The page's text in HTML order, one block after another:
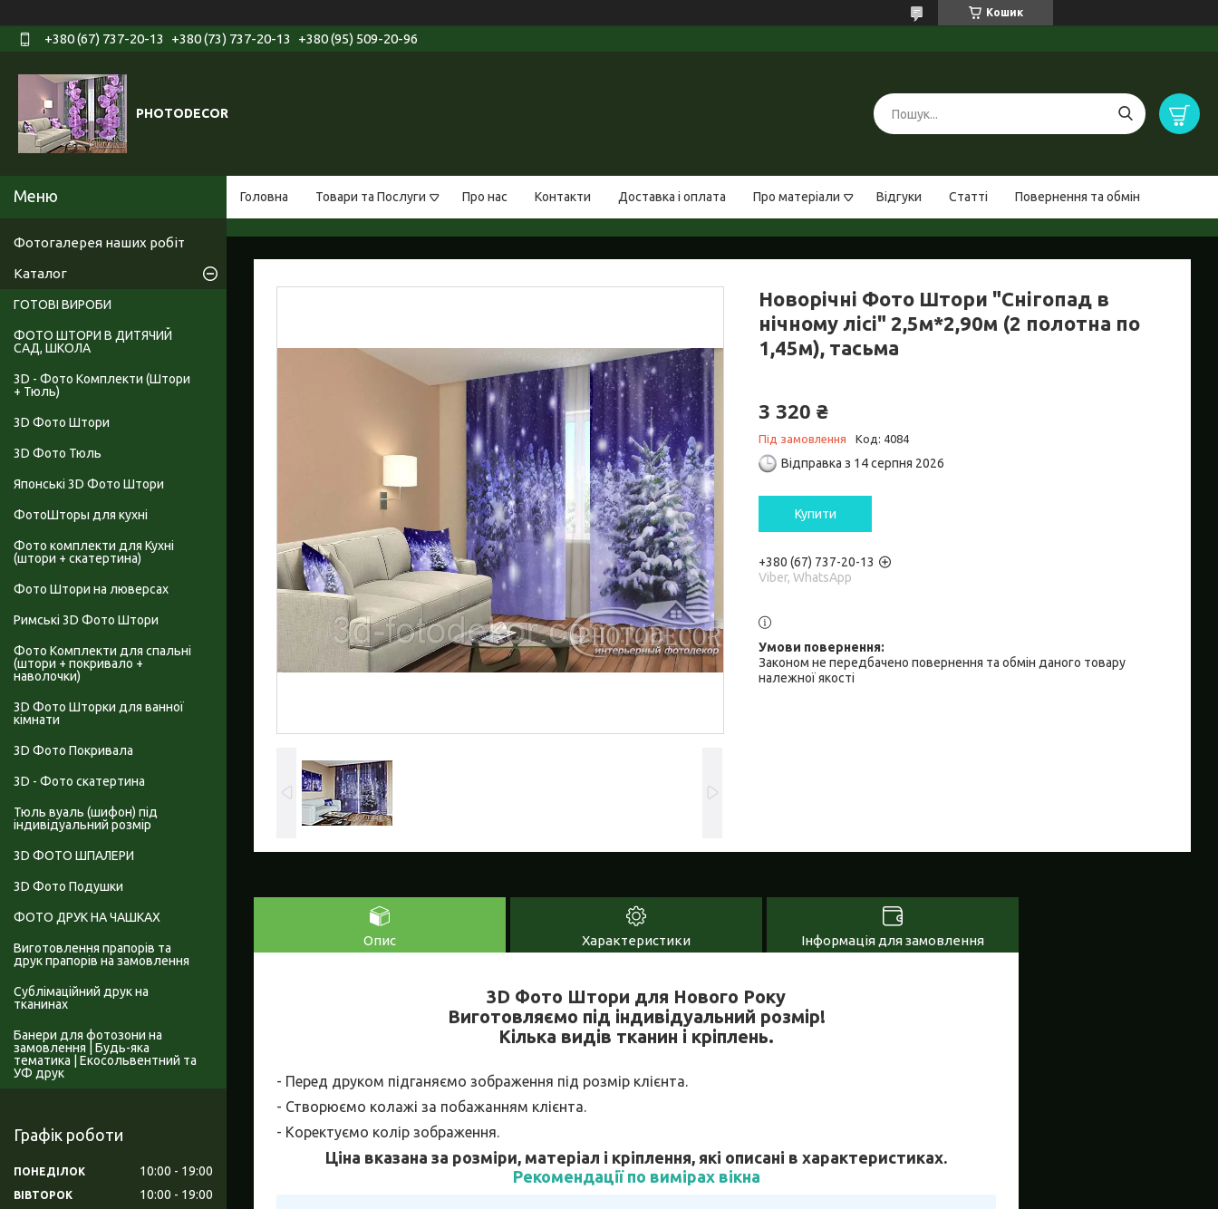
Кошик
+380 (67) 737-20-13 +380 (73) 737-20-13 +380 (95) 509-20-96
PHOTODECOR
Головна Товари та Послуги Про нас Контакти Доставка і оплата Про матеріали Відгуки Статті Повернення та обмін
Новорічні Фото Штори "Снігопад в
нічному лісі" 2,5м*2,90м (2 полотна по
1,45м), тасьма
3 320 ₴
Під замовлення Код: 4084
Відправка з 14 серпня 2026
Купити
+380 (67) 737-20-13
Viber, WhatsApp
Законом не передбачено повернення та обмін даного товару
належної якості
Опис Характеристики Інформація для замовлення
3D Фото Штори для Нового Року
Виготовляємо під індивідуальний розмір!
Кілька видів тканин і кріплень.
- Перед друком підганяємо зображення під розмір клієнта.
- Створюємо колажі за побажанням клієнта.
- Коректуємо колір зображення.
Ціна вказана за розміри, матеріал і кріплення, які описані в характеристиках.
Рекомендації по вимірах вікна
Фотогалерея наших робіт
Каталог
ГОТОВІ ВИРОБИ
ФОТО ШТОРИ В ДИТЯЧИЙ
САД, ШКОЛА
3D - Фото Комплекти (Штори
+ Тюль)
3D Фото Штори
3D Фото Тюль
Японські 3D Фото Штори
ФотоШторы для кухні
Фото комплекти для Кухні
(штори + скатертина)
Фото Штори на люверсах
Римські 3D Фото Штори
Фото Комплекти для спальні
(штори + покривало +
наволочки)
3D Фото Шторки для ванної
кімнати
3D Фото Покривала
3D - Фото скатертина
Тюль вуаль (шифон) під
індивідуальний розмір
3D ФОТО ШПАЛЕРИ
3D Фото Подушки
ФОТО ДРУК НА ЧАШКАХ
Виготовлення прапорів та
друк прапорів на замовлення
Сублімаційний друк на
тканинах
Банери для фотозони на
замовлення | Будь-яка
тематика | Екосольвентний та
УФ друк
Графік роботи
ПОНЕДІЛОК 10:00 19:00
ВІВТОРОК 10:00 19:00